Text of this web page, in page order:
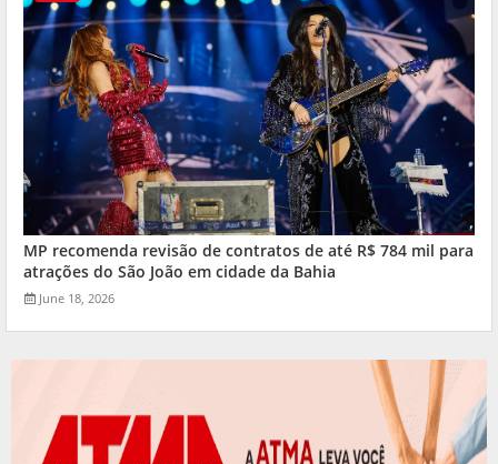
MP recomenda revisão de contratos de até R$ 784 mil para
atrações do São João em cidade da Bahia
June 18, 2026